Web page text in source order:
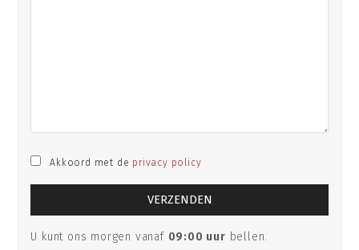
Akkoord met de privacy policy
U kunt ons morgen vanaf 09:00 uur bellen.